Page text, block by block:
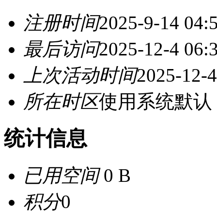
注册时间2025-9-14
最后访问2025-12-4
上次活动时间2025-12-
所在时区使用系统默认
统计信息
已用空间0 B
积分0